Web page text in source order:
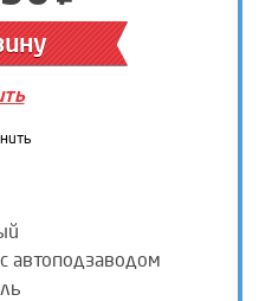
автоподзаводом